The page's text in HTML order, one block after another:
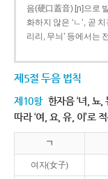
음(硬口蓋音) [ɲ]으로
화하지 않은 ‘ㄴ’, 곧
리리, 무늬’ 등에서는
제5절 두음 법칙
제10항 한자음 ‘녀, 뇨,
따라 ‘여, 요, 유, 이’로
ㄱ
여자(女子)